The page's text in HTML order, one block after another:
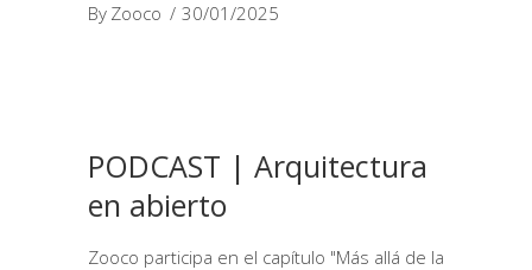
By Zooco 30/01/2025
PODCAST | Arquitectura
en abierto
Zooco participa en el capítulo "Más allá de la